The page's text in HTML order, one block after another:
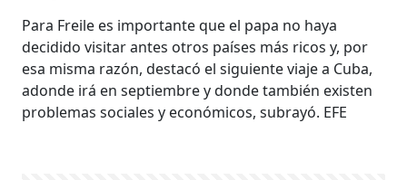
Para Freile es importante que el papa no haya
decidido visitar antes otros países más ricos y, por
esa misma razón, destacó el siguiente viaje a Cuba,
adonde irá en septiembre y donde también existen
problemas sociales y económicos, subrayó. EFE